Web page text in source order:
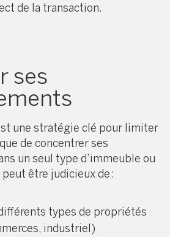
de la transaction.
ses
une stratégie clé pour limiter
de concentrer ses
un seul type d’immeuble ou
être judicieux de :
types de propriétés
industriel)